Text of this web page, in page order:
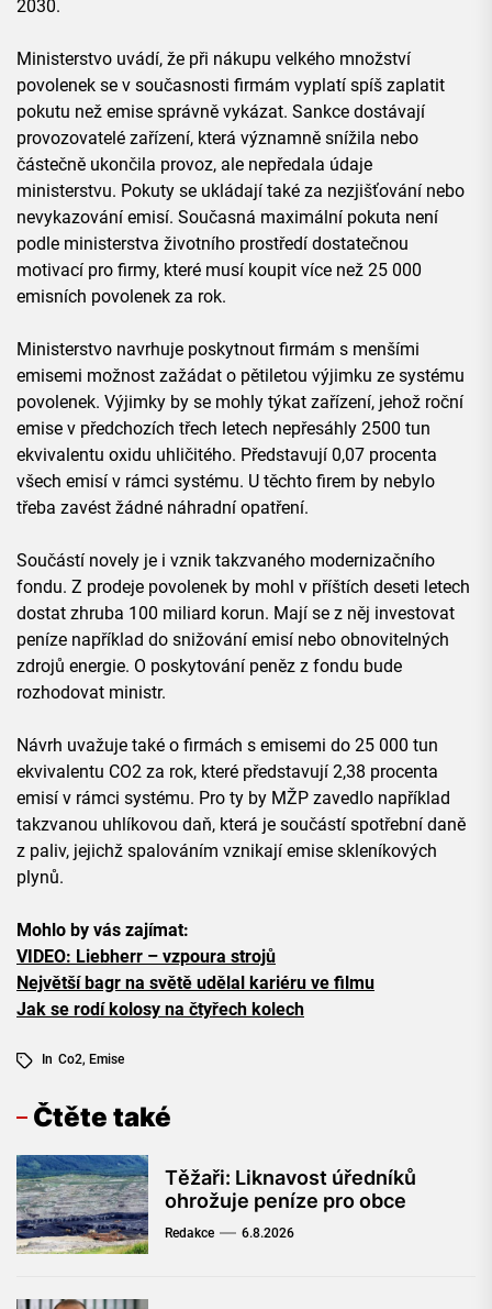
2030.
Ministerstvo uvádí, že při nákupu velkého množství
povolenek se v současnosti firmám vyplatí spíš zaplatit
pokutu než emise správně vykázat. Sankce dostávají
provozovatelé zařízení, která významně snížila nebo
částečně ukončila provoz, ale nepředala údaje
ministerstvu. Pokuty se ukládají také za nezjišťování nebo
nevykazování emisí. Současná maximální pokuta není
podle ministerstva životního prostředí dostatečnou
motivací pro firmy, které musí koupit více než 25 000
emisních povolenek za rok.
Ministerstvo navrhuje poskytnout firmám s menšími
emisemi možnost zažádat o pětiletou výjimku ze systému
povolenek. Výjimky by se mohly týkat zařízení, jehož roční
emise v předchozích třech letech nepřesáhly 2500 tun
ekvivalentu oxidu uhličitého. Představují 0,07 procenta
všech emisí v rámci systému. U těchto firem by nebylo
třeba zavést žádné náhradní opatření.
Součástí novely je i vznik takzvaného modernizačního
fondu. Z prodeje povolenek by mohl v příštích deseti letech
dostat zhruba 100 miliard korun. Mají se z něj investovat
peníze například do snižování emisí nebo obnovitelných
zdrojů energie. O poskytování peněz z fondu bude
rozhodovat ministr.
Návrh uvažuje také o firmách s emisemi do 25 000 tun
ekvivalentu CO2 za rok, které představují 2,38 procenta
emisí v rámci systému. Pro ty by MŽP zavedlo například
takzvanou uhlíkovou daň, která je součástí spotřební daně
z paliv, jejichž spalováním vznikají emise skleníkových
plynů.
Mohlo by vás zajímat:
VIDEO: Liebherr – vzpoura strojů
Největší bagr na světě udělal kariéru ve filmu
Jak se rodí kolosy na čtyřech kolech
In Co2, Emise
Čtěte také
Těžaři: Liknavost úředníků
ohrožuje peníze pro obce
Redakce 6.8.2026